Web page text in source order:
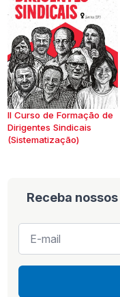
II Curso de Formação de
Dirigentes Sindicais
(Sistematização)
Receba nossos
E-
mail